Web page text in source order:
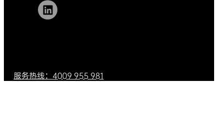
服务热线：4009 955 981